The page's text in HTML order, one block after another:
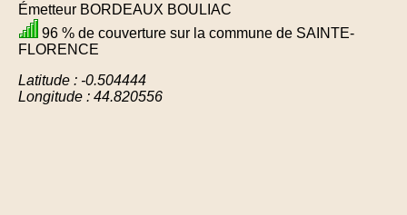
Émetteur BORDEAUX BOULIAC
96 % de couverture sur la commune de SAINTE-
FLORENCE
Latitude : -0.504444
Longitude : 44.820556